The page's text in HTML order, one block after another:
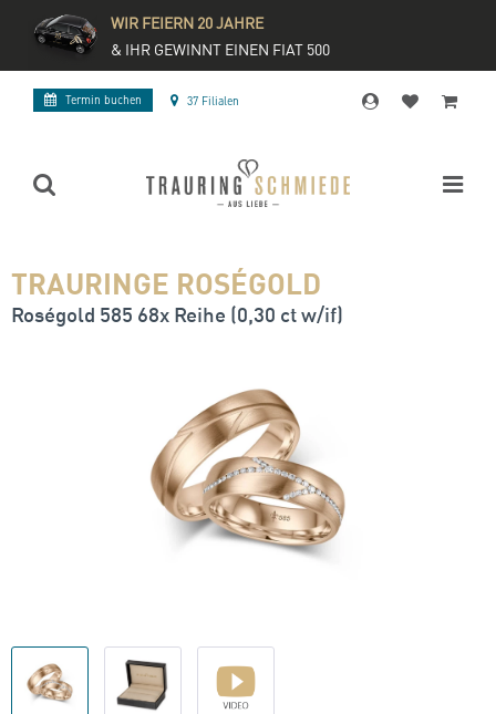
WIR FEIERN 20 JAHRE
& IHR GEWINNT EINEN FIAT 500
Termin buchen 37 Filialen
TRAURINGE ROSÉGOLD
Roségold 585 68x Reihe (0,30 ct w/if)